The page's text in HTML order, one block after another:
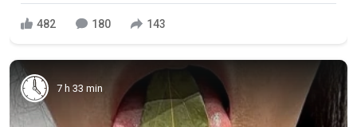
482 180 143
7 h 33 min